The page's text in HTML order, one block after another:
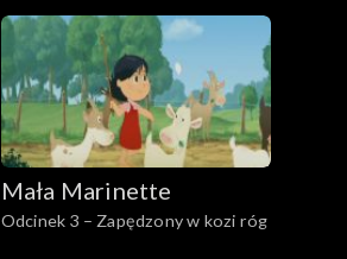
Mała Marinette
Odcinek 3 – Zapędzony w kozi róg